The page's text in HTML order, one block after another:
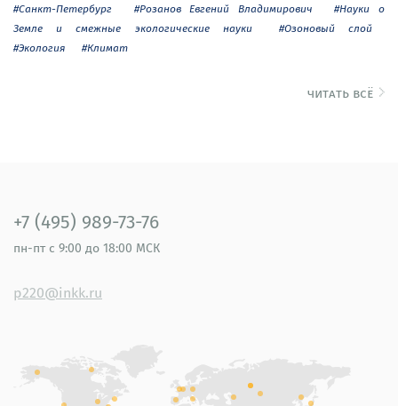
#Санкт-Петербург
#Розанов Евгений Владимирович
#Науки о
Земле и смежные экологические науки
#Озоновый слой
#Экология
#Климат
читать всё
+7 (495) 989-73-76
пн-пт с 9:00 до 18:00 МСК
p220@inkk.ru